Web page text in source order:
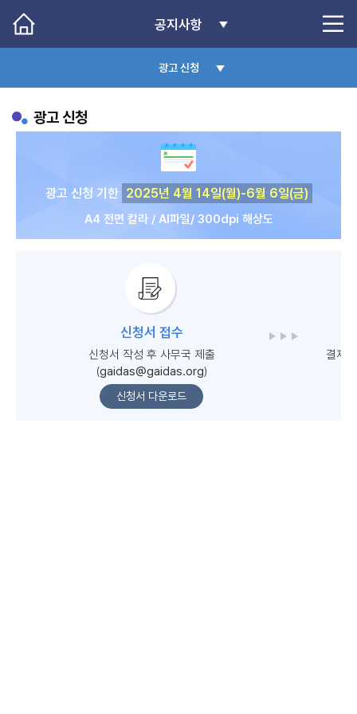
광고 신청
공지사항
광고 신청
광고 신청 기한 2025년 4월 14일(월)-6월 6일(금)
A4 전면 칼라 / AI파일/ 300dpi 해상도
신청서 접수
신청서 작성 후 사무국 제출
(gaidas@gaidas.org)
신청서 다운로드
결제